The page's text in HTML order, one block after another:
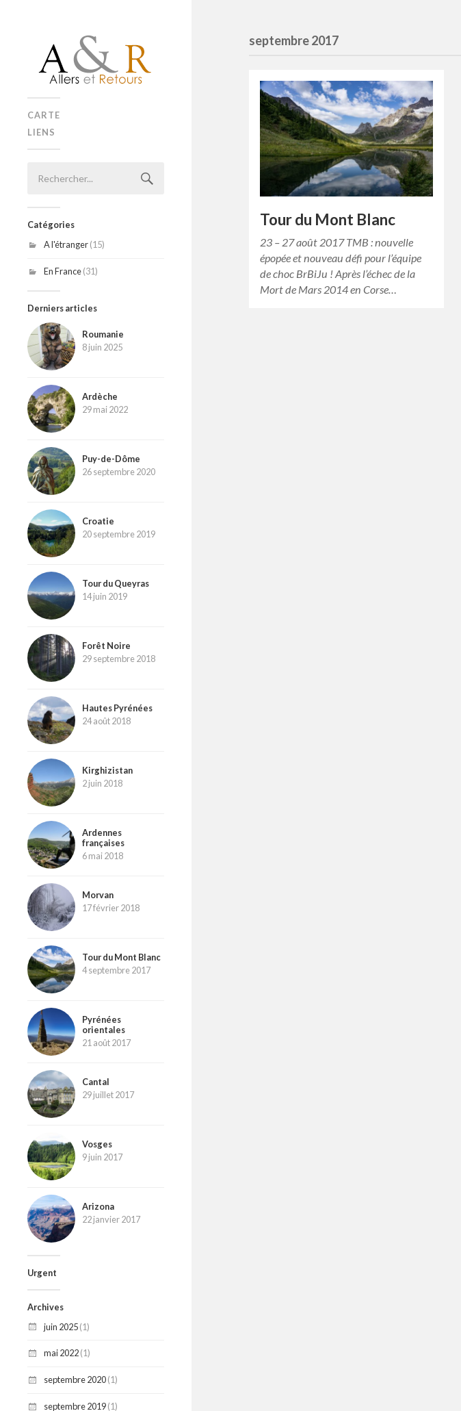
CARTE
LIENS
Catégories
A l'étranger(15)
En France(31)
Derniers articles
Roumanie
8 juin 2025
Ardèche
29 mai 2022
Puy-de-Dôme
26 septembre 2020
Croatie
20 septembre 2019
Tour du Queyras
14 juin 2019
Forêt Noire
29 septembre 2018
Hautes Pyrénées
24 août 2018
Kirghizistan
2 juin 2018
Ardennes
françaises
6 mai 2018
Morvan
17 février 2018
Tour du Mont Blanc
4 septembre 2017
Pyrénées
orientales
21 août 2017
Cantal
29 juillet 2017
Vosges
9 juin 2017
Arizona
22 janvier 2017
Urgent
Archives
juin 2025(1)
mai 2022(1)
septembre 2020(1)
septembre 2019(1)
septembre 2017
Tour du Mont Blanc
23 – 27 août 2017 TMB : nouvelle
épopée et nouveau défi pour l’équipe
de choc BrBiJu ! Après l’échec de la
Mort de Mars 2014 en Corse…